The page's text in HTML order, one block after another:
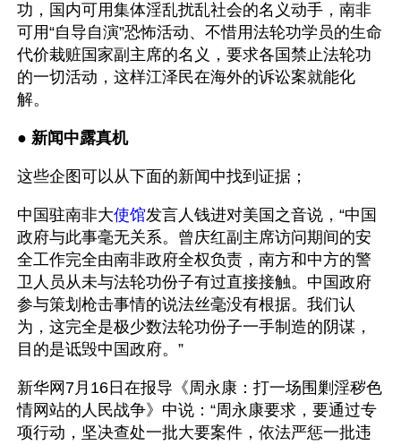
功，国内可用集体淫乱扰乱社会的名义动手，南非
可用“自导自演”恐怖活动、不惜用法轮功学员的生命
代价栽赃国家副主席的名义，要求各国禁止法轮功
的一切活动，这样江泽民在海外的诉讼案就能化
解。
● 新闻中露真机
这些企图可以从下面的新闻中找到证据；
中国驻南非大使馆发言人钱进对美国之音说，“中国
政府与此事毫无关系。曾庆红副主席访问期间的安
全工作完全由南非政府全权负责，南方和中方的警
卫人员从未与法轮功份子有过直接接触。中国政府
参与策划枪击事情的说法丝毫没有根据。我们认
为，这完全是极少数法轮功份子一手制造的阴谋，
目的是诋毁中国政府。”
新华网7月16日在报导《周永康：打一场围剿淫秽色
情网站的人民战争》中说：“周永康要求，要通过专
项行动，坚决查处一批大要案件，依法严惩一批违